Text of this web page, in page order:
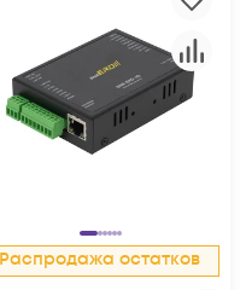
Распродажа остатков